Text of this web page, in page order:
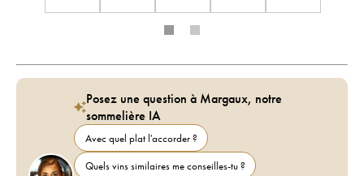
Posez une question à Margaux, notre
sommelière IA
Avec quel plat l'accorder ?
Quels vins similaires me conseilles-tu ?